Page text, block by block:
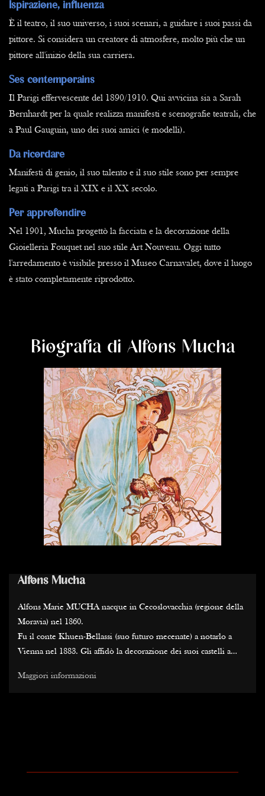
Ispirazione, influenza
È il teatro, il suo universo, i suoi scenari, a guidare i suoi passi da
pittore. Si considera un creatore di atmosfere, molto più che un
pittore all'inizio della sua carriera.
Ses contemporains
Il Parigi effervescente del 1890/1910. Qui avvicina sia a Sarah
Bernhardt per la quale realizza manifesti e scenografie teatrali, che
a Paul Gauguin, uno dei suoi amici (e modelli).
Da ricordare
Manifesti di genio, il suo talento e il suo stile sono per sempre
legati a Parigi tra il XIX e il XX secolo.
Per approfondire
Nel 1901, Mucha progettò la facciata e la decorazione della
Gioielleria Fouquet nel suo stile Art Nouveau. Oggi tutto
l'arredamento è visibile presso il Museo Carnavalet, dove il luogo
è stato completamente riprodotto.
Biografia di Alfons Mucha
Alfons Mucha
Alfons Marie MUCHA nacque in Cecoslovacchia (regione della
Moravia) nel 1860.
Fu il conte Khuen-Bellassi (suo futuro mecenate) a notarlo a
Vienna nel 1883. Gli affidò la decorazione dei suoi castelli a
di Parigi, dove l'artista ceco strinse amicizia con i pittori "Nabis".
francese.
Maggiori informazioni